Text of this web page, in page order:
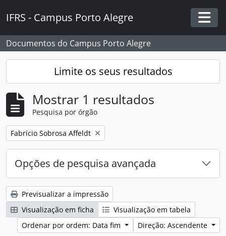
IFRS - Campus Porto Alegre
Documentos do Campus Porto Alegre
Limite os seus resultados
Mostrar 1 resultados
Pesquisa por órgão
Remover filtro:
Fabrício Sobrosa Affeldt
Opções de pesquisa avançada
Previsualizar a impressão
Visualização em ficha
Visualização em tabela
Ordenar por ordem: Data fim
Direção: Ascendente